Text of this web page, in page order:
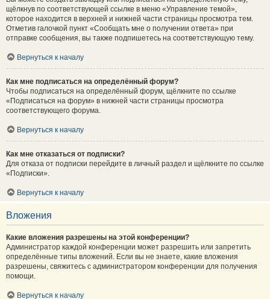
щёлкнув по соответствующей ссылке в меню «Управление темой»,
которое находится в верхней и нижней части страницы просмотра тем.
Отметив галочкой пункт «Сообщать мне о получении ответа» при
отправке сообщения, вы также подпишетесь на соответствующую тему.
Вернуться к началу
Как мне подписаться на определённый форум?
Чтобы подписаться на определённый форум, щёлкните по ссылке
«Подписаться на форум» в нижней части страницы просмотра
соответствующего форума.
Вернуться к началу
Как мне отказаться от подписки?
Для отказа от подписки перейдите в личный раздел и щёлкните по ссылке
«Подписки».
Вернуться к началу
Вложения
Какие вложения разрешены на этой конференции?
Администратор каждой конференции может разрешить или запретить
определённые типы вложений. Если вы не знаете, какие вложения
разрешены, свяжитесь с администратором конференции для получения
помощи.
Вернуться к началу